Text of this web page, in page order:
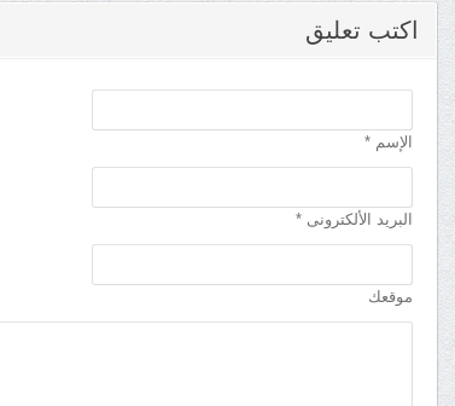
اكتب تعليق
الإسم *
البريد الألكترونى *
موقعك